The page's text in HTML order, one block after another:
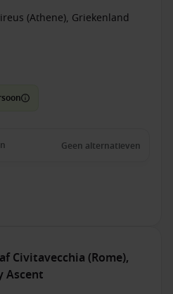
(Athene), Griekenland
Geen alternatieven
Civitavecchia (Rome),
Ascent